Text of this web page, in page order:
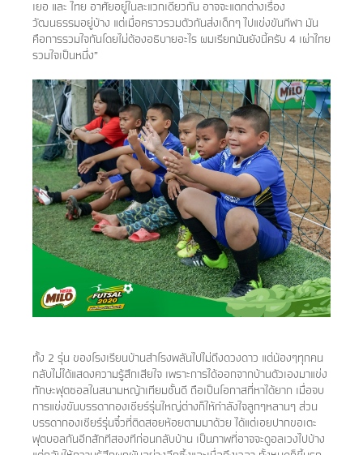
เยอ และ ไทย อาศัยอยู่ในละแวกเดียวกัน อาจจะแตกต่างเรื่อง
วัฒนธรรมอยู่บ้าง แต่เมื่อคราวรวมตัวกันส่งเด็กๆ ไปแข่งขันกีฬา มัน
คือการรวมใจกันโดยไม่ต้องอธิบายอะไร ผมเรียกมันยังนี้ครับ 4 เผ่าไทย
รวมใจเป็นหนึ่ง”
ทั้ง 2 รุ่น ของโรงเรียนบ้านสำโรงพลันไปไม่ถึงดวงดาว แต่น้องๆทุกคน
กลับไม่ได้แสดงความรู้สึกเสียใจ เพราะการได้ออกจากบ้านตัวเองมาแข่ง
ทักษะฟุตซอลในสนามหญ้าเทียมชั้นดี ถือเป็นโอกาสที่หาได้ยาก เมื่อจบ
การแข่งขันบรรดากองเชียร์รุ่นใหญ่ต่างก็ให้กำลังใจลูกๆหลานๆ ส่วน
บรรดากองเชียร์รุ่นจิ๋วที่ติดสอยห้อยตามมาด้วย ได้แต่เอยปากขอเตะ
ฟุตบอลกันอีกสักทีสองทีก่อนกลับบ้าน เป็นภาพที่อาจจะดูอลเวงไปบ้าง